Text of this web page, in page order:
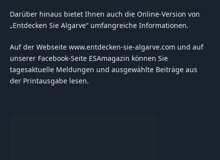
Darüber hinaus bietet Ihnen auch die Online-Version von
„Entdecken Sie Algarve“ umfangreiche Informationen.
Auf der Webseite www.entdecken-sie-algarve.com und auf
unserer Facebook-Seite ESAmagazin können Sie
tagesaktuelle Meldungen und ausgewählte Beiträge aus
der Printausgabe lesen.